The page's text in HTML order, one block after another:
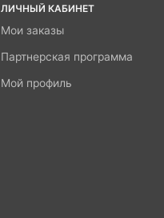
ЛИЧНЫЙ КАБИНЕТ
Мои заказы
Партнерская программа
Мой профиль